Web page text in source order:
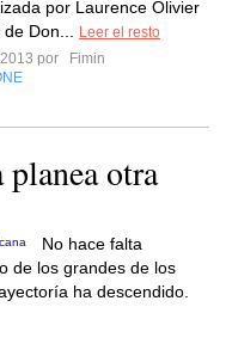
por Laurence Olivier
Don...
Leer el resto
por
Fimin
otra
No hace falta
de los grandes de los
ha descendido.